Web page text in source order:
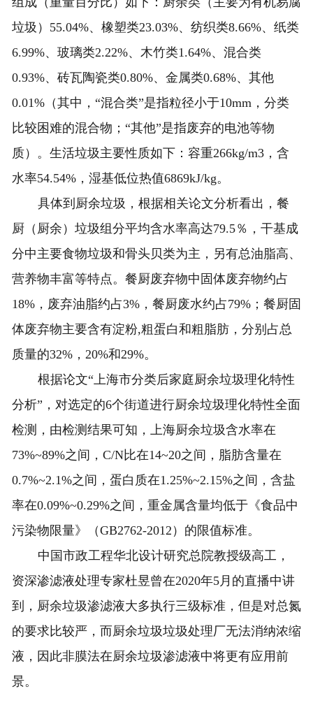
垃圾）55.04%、橡塑类23.03%、纺织类8.66%、纸类
6.99%、玻璃类2.22%、木竹类1.64%、混合类
0.93%、砖瓦陶瓷类0.80%、金属类0.68%、其他
0.01%（其中，“混合类”是指粒径小于10mm，分类
比较困难的混合物；“其他”是指废弃的电池等物
质）。生活垃圾主要性质如下：容重266kg/m3，含
水率54.54%，湿基低位热值6869kJ/kg。
具体到厨余垃圾，根据相关论文分析看出，餐
厨（厨余）垃圾组分平均含水率高达79.5％，干基成
分中主要食物垃圾和骨头贝类为主，另有总油脂高、
营养物丰富等特点。餐厨废弃物中固体废弃物约占
18%，废弃油脂约占3%，餐厨废水约占79%；餐厨固
体废弃物主要含有淀粉,粗蛋白和粗脂肪，分别占总
质量的32%，20%和29%。
根据论文“上海市分类后家庭厨余垃圾理化特性
分析”，对选定的6个街道进行厨余垃圾理化特性全面
检测，由检测结果可知，上海厨余垃圾含水率在
73%~89%之间，C/N比在14~20之间，脂肪含量在
0.7%~2.1%之间，蛋白质在1.25%~2.15%之间，含盐
率在0.09%~0.29%之间，重金属含量均低于《食品中
污染物限量》（GB2762-2012）的限值标准。
中国市政工程华北设计研究总院教授级高工，
资深渗滤液处理专家杜昱曾在2020年5月的直播中讲
到，厨余垃圾渗滤液大多执行三级标准，但是对总氮
的要求比较严，而厨余垃圾垃圾处理厂无法消纳浓缩
液，因此非膜法在厨余垃圾渗滤液中将更有应用前
景。